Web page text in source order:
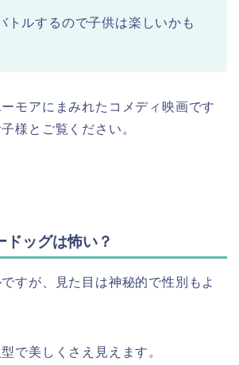
トルするので子供は楽しいかも
モアにまみれたコメディ映画です
様とご覧ください。
ドッグは怖い？
すが、見た目は神秘的で性別もよ
で美しくさえ見えます。